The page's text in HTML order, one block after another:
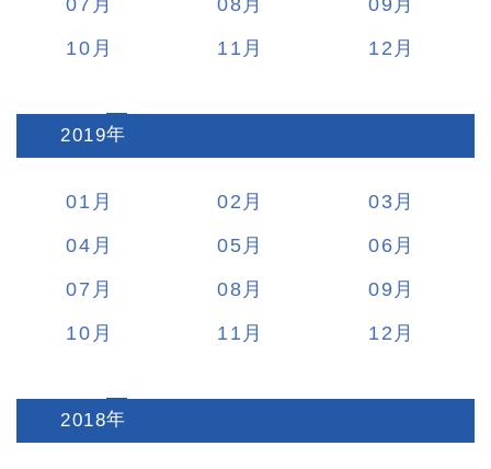
07
08
09
10
11 12
2019:
01 02
03
04
05
06
07
08
09
10
11 12
2018: